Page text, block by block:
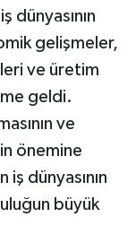
dünyasının
gelişmeler,
ve üretim
geldi.
ve
önemine
dünyasının
büyük